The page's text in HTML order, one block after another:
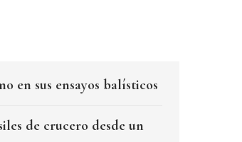
en sus ensayos balísticos
de crucero desde un